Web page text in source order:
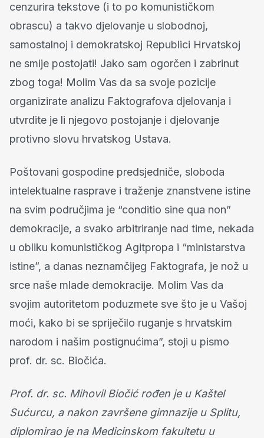
cenzurira tekstove (i to po komunističkom
obrascu) a takvo djelovanje u slobodnoj,
samostalnoj i demokratskoj Republici Hrvatskoj
ne smije postojati! Jako sam ogorčen i zabrinut
zbog toga! Molim Vas da sa svoje pozicije
organizirate analizu Faktografova djelovanja i
utvrdite je li njegovo postojanje i djelovanje
protivno slovu hrvatskog Ustava.
Poštovani gospodine predsjedniče, sloboda
intelektualne rasprave i traženje znanstvene istine
na svim područjima je “conditio sine qua non”
demokracije, a svako arbitriranje nad time, nekada
u obliku komunističkog Agitpropa i “ministarstva
istine”, a danas neznamčijeg Faktografa, je nož u
srce naše mlade demokracije. Molim Vas da
svojim autoritetom poduzmete sve što je u Vašoj
moći, kako bi se spriječilo ruganje s hrvatskim
narodom i našim postignućima”, stoji u pismo
prof. dr. sc. Biočića.
Prof. dr. sc. Mihovil Biočić rođen je u Kaštel
Sućurcu, a nakon završene gimnazije u Splitu,
diplomirao je na Medicinskom fakultetu u